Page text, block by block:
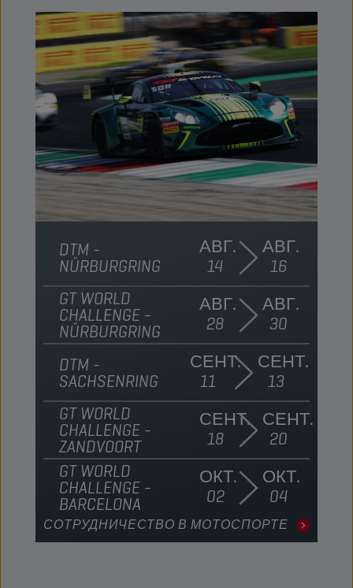
АВГ.
14
АВГ.
16
DTM -
NÜRBURGRING
АВГ.
28
АВГ.
30
GT WORLD
CHALLENGE -
NÜRBURGRING
СЕНТ.
11
СЕНТ.
13
DTM -
SACHSENRING
СЕНТ.
18
СЕНТ.
20
GT WORLD
CHALLENGE -
ZANDVOORT
ОКТ.
02
ОКТ.
04
GT WORLD
CHALLENGE -
BARCELONA
СОТРУДНИЧЕСТВО В МОТОСПОРТЕ